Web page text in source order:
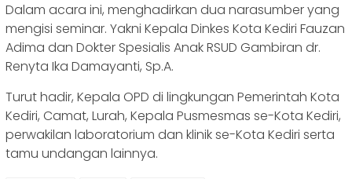
Dalam acara ini, menghadirkan dua narasumber yang
mengisi seminar. Yakni Kepala Dinkes Kota Kediri Fauzan
Adima dan Dokter Spesialis Anak RSUD Gambiran dr.
Renyta Ika Damayanti, Sp.A.
Turut hadir, Kepala OPD di lingkungan Pemerintah Kota
Kediri, Camat, Lurah, Kepala Pusmesmas se-Kota Kediri,
perwakilan laboratorium dan klinik se-Kota Kediri serta
tamu undangan lainnya.